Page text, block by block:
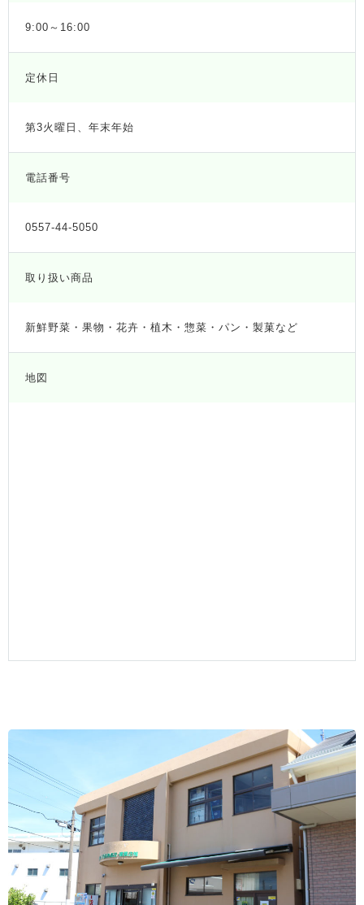
9:00～16:00
定休日
第3火曜日、年末年始
電話番号
0557-44-5050
取り扱い商品
新鮮野菜・果物・花卉・植木・惣菜・パン・製菓など
地図